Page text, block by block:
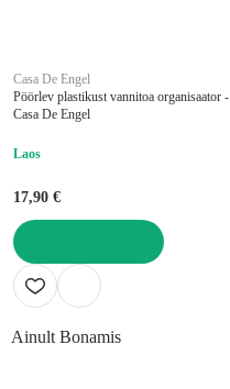
Casa De Engel
Pöörlev plastikust vannitoa organisaator -
Casa De Engel
Laos
17,90 €
LISA OSTUKORVI
Ainult Bonamis